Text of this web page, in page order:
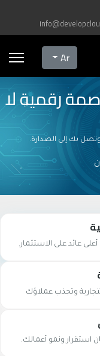
Select your language
Ar
رقمية لا
عائد على الاستثمار.
وتجذب عملاؤك
استقرار ونمو أعمالك.